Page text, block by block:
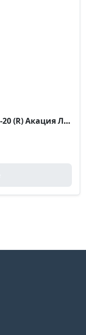
Yalta Стол руководителя LT.C-20 (R) Акация Лорка 2000*2000*750